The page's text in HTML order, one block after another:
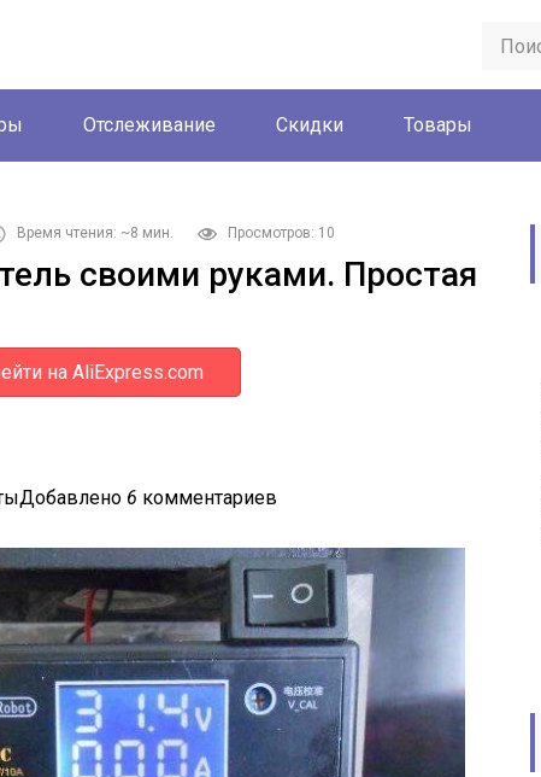
Отслеживание Скидки Товары
Время чтения: ~8 мин. Просмотров: 10
своими руками. Простая
на AliExpress.com
Добавлено 6 комментариев